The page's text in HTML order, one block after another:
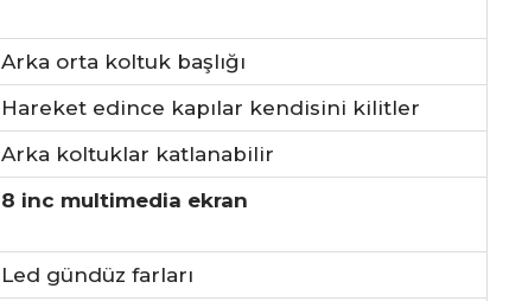
Arka orta koltuk başlığı
Hareket edince kapılar kendisini kilitler
Arka koltuklar katlanabilir
8 inc multimedia ekran
Led gündüz farları